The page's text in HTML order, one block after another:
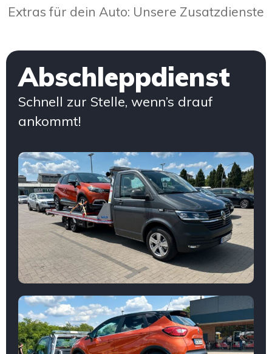
Extras für dein Auto: Unsere Zusatzdienste
Abschleppdienst
Schnell zur Stelle, wenn’s drauf
ankommt!